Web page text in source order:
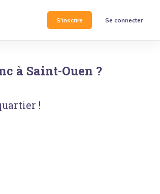
S'inscrire Se connecter
à Saint-Ouen ?
!